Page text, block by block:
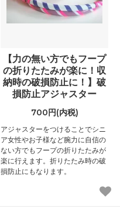
【力の無い方でもフープ
の折りたたみが楽に！収
納時の破損防止に！】破
損防止アジャスター
700円(内税)
アジャスターをつけることでシニ
ア女性やお子様など腕力に自信の
ない方でもフープの折りたたみが
楽に行えます。折りたたみ時の破
損防止にもなります。